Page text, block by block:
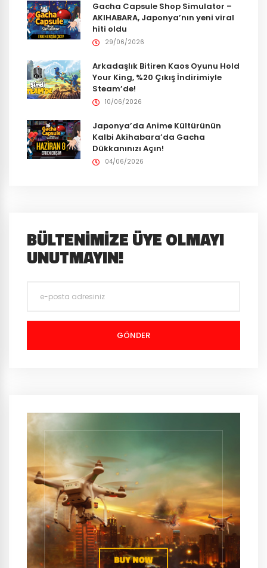
Gacha Capsule Shop Simulator –
AKIHABARA, Japonya’nın yeni viral
hiti oldu
29/06/2026
Arkadaşlık Bitiren Kaos Oyunu Hold
Your King, %20 Çıkış İndirimiyle
Steam’de!
10/06/2026
Japonya’da Anime Kültürünün
Kalbi Akihabara’da Gacha
Dükkanınızı Açın!
04/06/2026
BÜLTENIMIZE ÜYE OLMAYI
UNUTMAYIN!